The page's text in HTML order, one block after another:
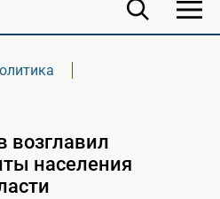
возглавил
населения